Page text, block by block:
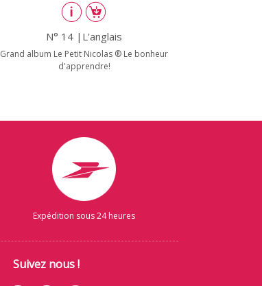
N° 14 |L'anglais
Grand album Le Petit Nicolas ® Le bonheur
d'apprendre!
Expédition sous 24 heures
Suivez nous !